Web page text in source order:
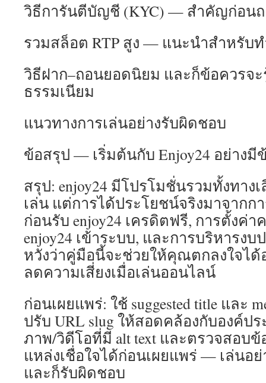
วิธีการันตีบัญชี (KYC) — สำคัญก่อน
รวมสล็อต RTP สูง — แนะนำสำหรับ
วิธีฝาก–ถอนยอดนิยม และก็ข้อควรจะ
ธรรมเนียม
แนวทางการเล่นอย่างรับผิดชอบ
ข้อสรุป — เริ่มต้นกับ Enjoy24 อย่าง
สรุป: enjoy24 มีโปรโมชั่นรวมทั้งทาง
เล่น แต่การได้ประโยชน์จริงมาจากก
ก่อนรับ enjoy24 เครดิตฟรี, การตั้งค่
enjoy24 เข้าระบบ, และการบริหารง
หวังว่าคู่มือนี้จะช่วยให้คุณตกลงใจไ
ลดความเสี่ยงเมื่อเล่นออนไลน์
ก่อนเผยแพร่: ใช้ suggested title และ
ปรับ URL slug ให้สอดคล้องกับองค์ป
ภาพ/วิดีโอที่มี alt text และตรวจสอบ
แหล่งเชื่อใจได้ก่อนเผยแพร่ — เล่น
และก็รับผิดชอบ